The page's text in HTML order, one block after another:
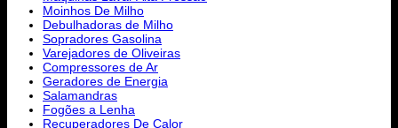
Moinhos De Milho
Debulhadoras de Milho
Sopradores Gasolina
Varejadores de Oliveiras
Compressores de Ar
Geradores de Energia
Salamandras
Fogões a Lenha
Recuperadores De Calor